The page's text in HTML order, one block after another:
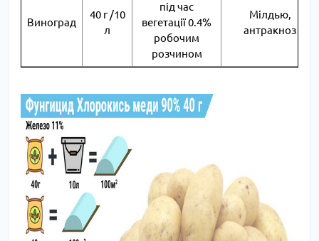
Виноград
40 г /10
л
під час
вегетації 0.4%
робочим
розчином
Мілдью,
антракноз